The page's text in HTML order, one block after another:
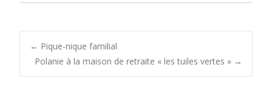
Post
← Pique-nique familial
Polanie à la maison de retraite « les tuiles vertes » →